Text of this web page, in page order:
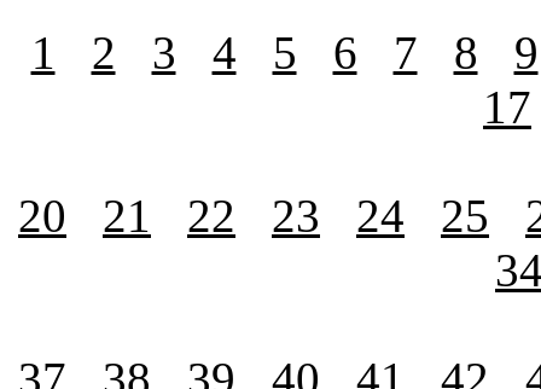
1 2 3 4 5 6 7 8
9
17
20 21 22 23 24 25